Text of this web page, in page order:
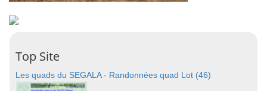
Top Site
Les quads du SEGALA - Randonnées quad Lot (46)